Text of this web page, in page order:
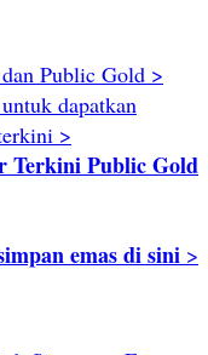
Public Gold >
untuk dapatkan
>
Terkini Public Gold
emas di sini >